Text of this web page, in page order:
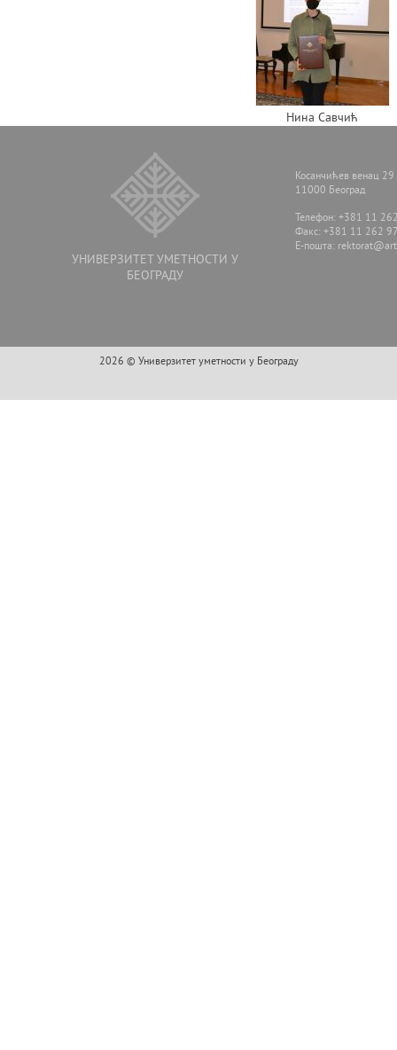
Нина Савчић
УНИВЕРЗИТЕТ УМЕТНОСТИ У
БЕОГРАДУ
Косанчићев венац 29
11000 Београд
Телефон: +381 11
Факс: +381 11 262
E-пошта:
2026 © Универзитет уметности у Београду